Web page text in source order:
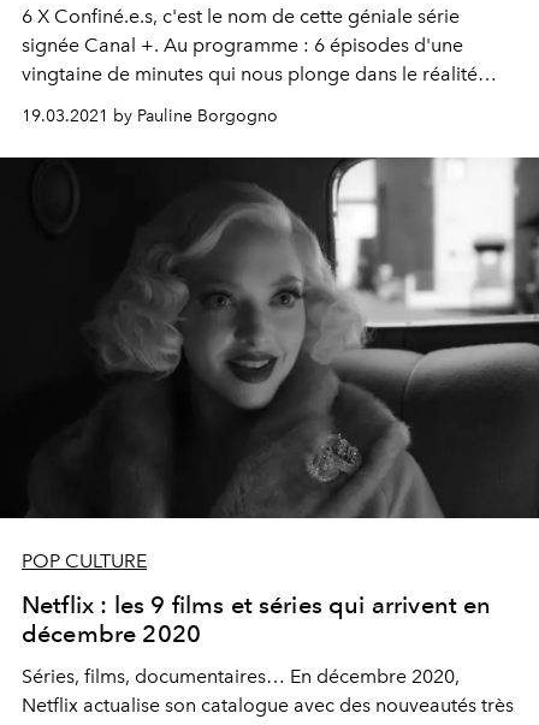
6 X Confiné.e.s, c'est le nom de cette géniale série
signée Canal +. Au programme : 6 épisodes d'une
vingtaine de minutes qui nous plonge dans le réalité
absurde du premier confinement vécu il y a un an jour
19.03.2021 by Pauline Borgogno
POP CULTURE
Netflix : les 9 films et séries qui arrivent en
décembre 2020
Séries, films, documentaires… En décembre 2020,
Netflix actualise son catalogue avec des nouveautés très